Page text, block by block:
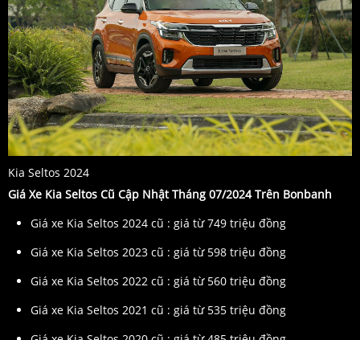
Kia Seltos 2024
Giá Xe Kia Seltos Cũ Cập Nhật Tháng 07/2024 Trên Bonbanh
Giá xe Kia Seltos 2024 cũ : giá từ 749 triệu đồng
Giá xe Kia Seltos 2023 cũ : giá từ 598 triệu đồng
Giá xe Kia Seltos 2022 cũ : giá từ 560 triệu đồng
Giá xe Kia Seltos 2021 cũ : giá từ 535 triệu đồng